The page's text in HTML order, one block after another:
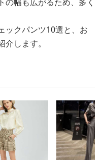
ックパンツ10選と、お
します。